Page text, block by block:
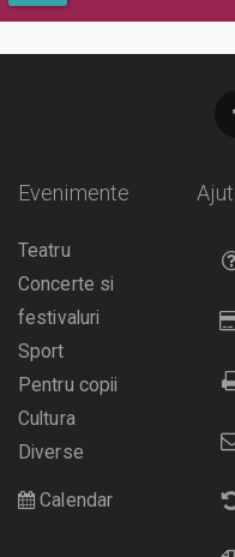
Evenimente
Teatru
Concerte si
festivaluri
Sport
Pentru copii
Cultura
Diverse
Calendar